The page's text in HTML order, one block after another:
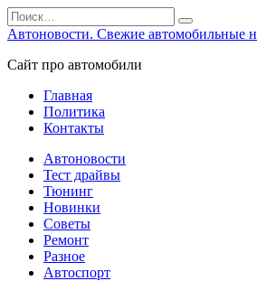
Перейти
к
Search
for:
Автоновости. Свежие автомобильные
Сайт про автомобили
Главная
Политика
Контакты
Автоновости
Тест драйвы
Тюнинг
Новинки
Советы
Ремонт
Разное
Автоспорт